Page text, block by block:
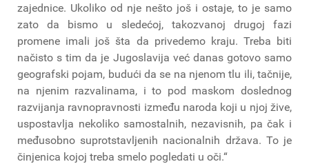
zajednice. Ukoliko od nje nešto još i ostaje, to je samo
zato da bismo u sledećoj, takozvanoj drugoj fazi
promene imali još šta da privedemo kraju. Treba biti
načisto s tim da je Jugoslavija već danas gotovo samo
geografski pojam, budući da se na njenom tlu ili, tačnije,
na njenim razvalinama, i to pod maskom doslednog
razvijanja ravnopravnosti između naroda koji u njoj žive,
uspostavlja nekoliko samostalnih, nezavisnih, pa čak i
međusobno suprotstavljenih nacionalnih država. To je
činjenica kojoj treba smelo pogledati u oči.“